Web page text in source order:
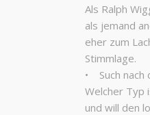
Als Ralph
als jemand
eher zum
Stimmlage.
• Such nach
Welcher Typ
und will den